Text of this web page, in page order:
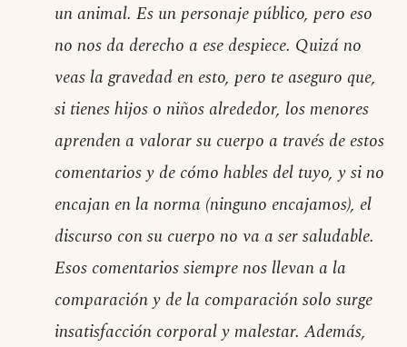
un animal. Es un personaje público, pero eso
no nos da derecho a ese despiece. Quizá no
veas la gravedad en esto, pero te aseguro que,
si tienes hijos o niños alrededor, los menores
aprenden a valorar su cuerpo a través de estos
comentarios y de cómo hables del tuyo, y si no
encajan en la norma (ninguno encajamos), el
discurso con su cuerpo no va a ser saludable.
Esos comentarios siempre nos llevan a la
comparación y de la comparación solo surge
insatisfacción corporal y malestar. Además,